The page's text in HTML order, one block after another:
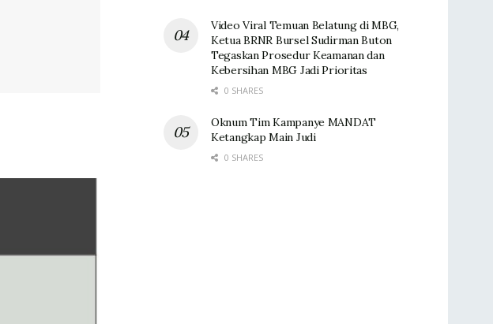
Video Viral Temuan Belatung di MBG,
Ketua BRNR Bursel Sudirman Buton
Tegaskan Prosedur Keamanan dan
Kebersihan MBG Jadi Prioritas
0 SHARES
Oknum Tim Kampanye MANDAT
Ketangkap Main Judi
0 SHARES